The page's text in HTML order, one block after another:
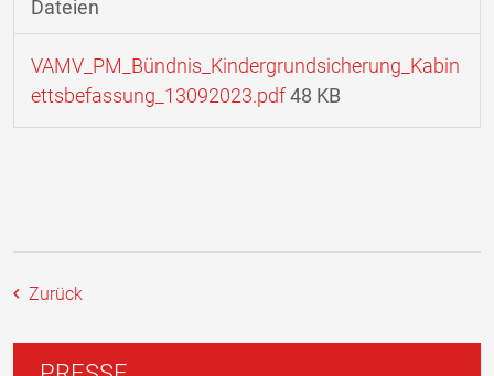
Dateien
VAMV_PM_Bündnis_Kindergrundsicherung_Kabin
ettsbefassung_13092023.pdf48 KB
Zurück